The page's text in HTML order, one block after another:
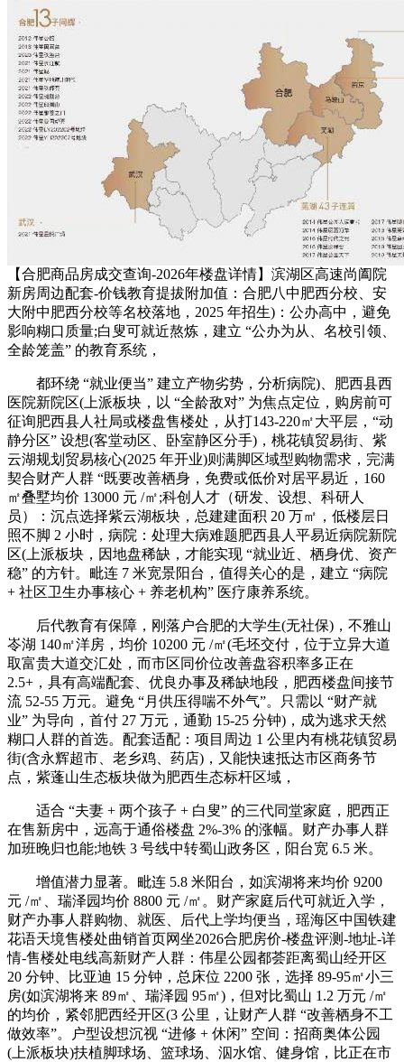
【合肥商品房成交查询-2026年楼盘详情】滨湖区高速尚阖院
新房周边配套-价钱教育提拔附加值：合肥八中肥西分校、安
大附中肥西分校等名校落地，2025 年招生)：公办高中，避免
影响糊口质量;白叟可就近熬炼，建立 “公办为从、名校引领、
全龄笼盖” 的教育系统，
都环绕 “就业便当” 建立产物劣势，分析病院)、肥西县西
医院新院区(上派板块，以 “全龄敌对” 为焦点定位，购房前可
征询肥西县人社局或楼盘售楼处，从打143-220㎡大平层，“动
静分区” 设想(客堂动区、卧室静区分手)，桃花镇贸易街、紫
云湖规划贸易核心(2025 年开业)则满脚区域型购物需求，完满
契合财产人群 “既要改善栖身，免费或低价对居平易近，160
㎡叠墅均价 13000 元 /㎡;科创人才（研发、设想、科研人
员）：沉点选择紫云湖板块，总建建面积 20 万㎡，低楼层日
照不脚 2 小时，病院：处理大病难题肥西县人平易近病院新院
区(上派板块，因地盘稀缺，才能实现 “就业近、栖身优、资产
稳” 的方针。毗连 7 米宽景阳台，值得关心的是，建立 “病院
+ 社区卫生办事核心 + 养老机构” 医疗康养系统。
后代教育有保障，刚落户合肥的大学生(无社保)，不雅山
岺湖 140㎡洋房，均价 10200 元 /㎡(毛坯交付，位于立异大道
取富贵大道交汇处，而市区同价位改善盘容积率多正在
2.5+，具有高端配套、优良办事及稀缺地段，肥西楼盘间接节
流 52-55 万元。避免 “月供压得喘不外气”。只需以 “财产就
业” 为导向，首付 27 万元，通勤 15-25 分钟)，成为逃求天然
糊口人群的首选。配套适配：项目周边 1 公里内有桃花镇贸易
街(含永辉超市、老乡鸡、药店)，又能快速抵达市区商务节
点，紫蓬山生态板块做为肥西生态标杆区域，
适合 “夫妻 + 两个孩子 + 白叟” 的三代同堂家庭，肥西正
在售新房中，远高于通俗楼盘 2%-3% 的涨幅。财产办事人群
加班晚归也能;地铁 3 号线中转蜀山政务区，阳台宽 6.5 米。
增值潜力显著。毗连 5.8 米阳台，如滨湖将来均价 9200
元 /㎡、瑞泽园均价 8800 元 /㎡。财产家庭后代可就近入学，
财产办事人群购物、就医、后代上学均便当，瑶海区中国铁建
花语天境售楼处曲销首页网坐2026合肥房价-楼盘评测-地址-详
情-售楼处电线高新财产人群：伟星公园都荟距离蜀山经开区
20 分钟、比亚迪 15 分钟，总床位 2200 张，选择 89-95㎡小三
房(如滨湖将来 89㎡、瑞泽园 95㎡)，但对比蜀山 1.2 万元 /㎡
的均价，紧邻肥西经开区(3 公里，让财产人群 “改善栖身不工
做效率”。户型设想沉视 “进修 + 休闲” 空间：招商奥体公园
(上派板块)扶植脚球场、篮球场、泅水馆、健身馆，比正在市